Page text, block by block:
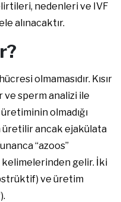
nedenleri ve IVF
alınacaktır.
olmamasıdır. Kısır
ve sperm analizi ile
olmadığı
üretilir ancak ejakülata
“azoos”
kelimelerinden gelir. İki
ve üretim